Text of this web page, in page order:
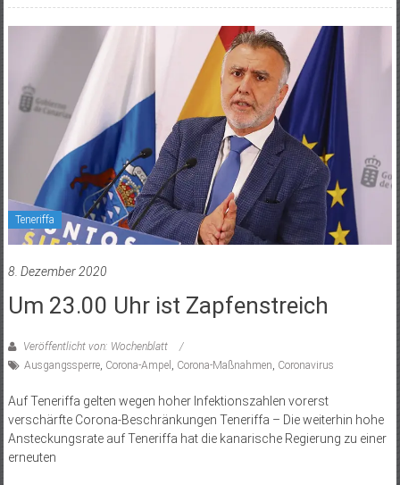
Teneriffa
8. Dezember 2020
Um 23.00 Uhr ist Zapfenstreich
Veröffentlicht von: Wochenblatt
Ausgangssperre, Corona-Ampel , Corona-Maßnahmen, Coronavirus
Auf Teneriffa gelten wegen hoher Infektionszahlen vorerst
verschärfte Corona-Beschränkungen Teneriffa – Die weiterhin hohe
Ansteckungsrate auf Teneriffa hat die kanarische Regierung zu einer
erneuten